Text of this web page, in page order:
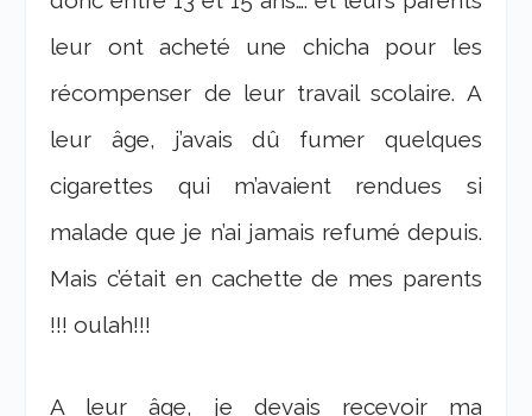
leur ont acheté une chicha pour les
récompenser de leur travail scolaire. A
leur âge, j’avais dû fumer quelques
cigarettes qui m’avaient rendues si
malade que je n’ai jamais refumé depuis.
Mais c’était en cachette de mes parents
!!! oulah!!!
A leur âge, je devais recevoir ma